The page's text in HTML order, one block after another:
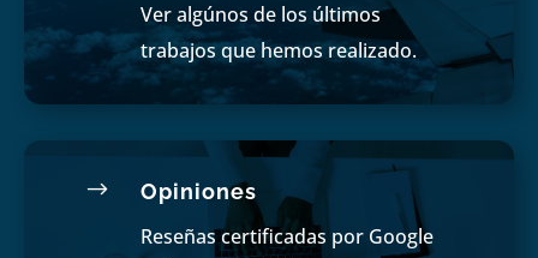
Ver algúnos de los últimos
trabajos que hemos realizado.
$ Opiniones
Reseñas certificadas por Google